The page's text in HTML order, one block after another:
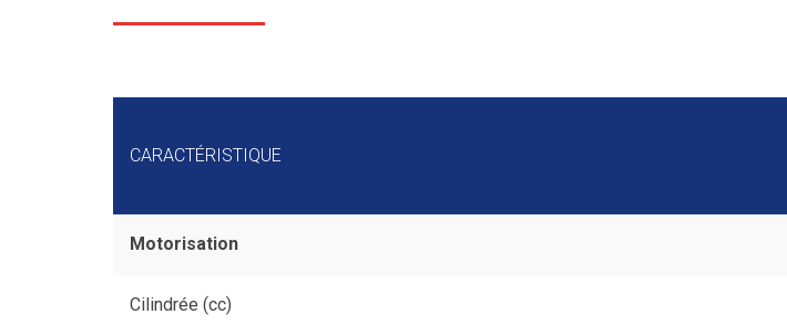
CARACTÉRISTIQUE
Motorisation
Cilindrée (cc)